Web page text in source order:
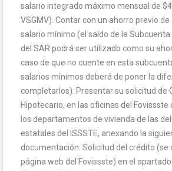
salario integrado máximo mensual de
VSGMV). Contar con un ahorro previo de
salario mínimo (el saldo de la Subcuenta
del SAR podrá ser utilizado como su
caso de que no cuente en esta
salarios mínimos deberá de poner la
completarlos). Presentar su solicitud de
Hipotecario, en las oficinas del Fovissste
los departamentos de vivienda de las
estatales del ISSSTE, anexando la
documentación: Solicitud del crédito (se
página web del Fovissste) en el